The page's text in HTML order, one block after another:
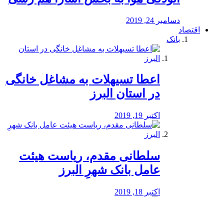
دسامبر 24, 2019
اقتصاد
بانک
️اعطا تسیهلات به مشاغل خانگی
در استان البرز
اکتبر 19, 2019
سلطانی مقدم، ریاست هیئت
عامل بانک شهرِ البرز
اکتبر 18, 2019